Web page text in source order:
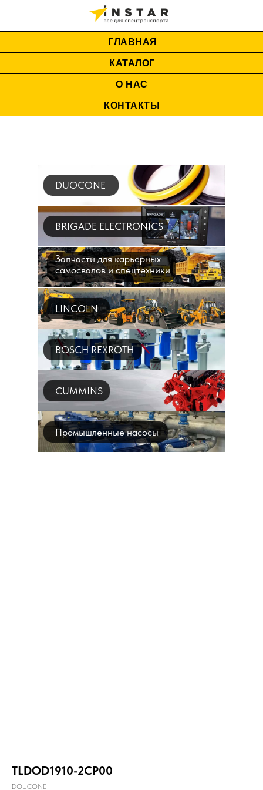
ГЛАВНАЯ
КАТАЛОГ
О НАС
КОНТАКТЫ
DUOCONE
BRIGADE ELECTRONICS
Запчасти для карьерных
самосвалов и спецтехники
LINCOLN
BOSCH REXROTH
CUMMINS
Промышленные насосы
TLDOD1910-2CP00
DOUCONE